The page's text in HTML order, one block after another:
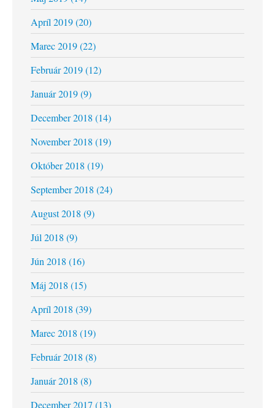
Apríl 2019 (20)
Marec 2019 (22)
Február 2019 (12)
Január 2019 (9)
December 2018 (14)
November 2018 (19)
Október 2018 (19)
September 2018 (24)
August 2018 (9)
Júl 2018 (9)
Jún 2018 (16)
Máj 2018 (15)
Apríl 2018 (39)
Marec 2018 (19)
Február 2018 (8)
Január 2018 (8)
December 2017 (13)